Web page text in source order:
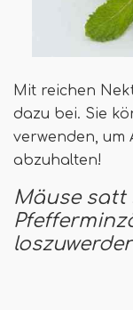
Mit reichen
dazu bei. Sie
verwenden, um
abzuhalten!
Mäuse satt